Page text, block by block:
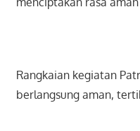
Rangkaian kegiatan
berlangsung aman,